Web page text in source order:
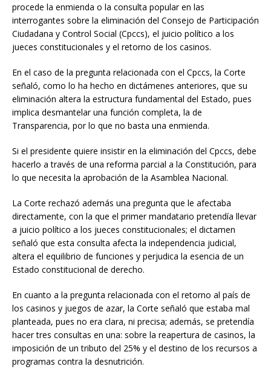
procede la enmienda o la consulta popular en las
interrogantes sobre la eliminación del Consejo de Participación
Ciudadana y Control Social (Cpccs), el juicio político a los
jueces constitucionales y el retorno de los casinos.
En el caso de la pregunta relacionada con el Cpccs, la Corte
señaló, como lo ha hecho en dictámenes anteriores, que su
eliminación altera la estructura fundamental del Estado, pues
implica desmantelar una función completa, la de
Transparencia, por lo que no basta una enmienda.
Si el presidente quiere insistir en la eliminación del Cpccs, debe
hacerlo a través de una reforma parcial a la Constitución, para
lo que necesita la aprobación de la Asamblea Nacional.
La Corte rechazó además una pregunta que le afectaba
directamente, con la que el primer mandatario pretendía llevar
a juicio político a los jueces constitucionales; el dictamen
señaló que esta consulta afecta la independencia judicial,
altera el equilibrio de funciones y perjudica la esencia de un
Estado constitucional de derecho.
En cuanto a la pregunta relacionada con el retorno al país de
los casinos y juegos de azar, la Corte señaló que estaba mal
planteada, pues no era clara, ni precisa; además, se pretendía
hacer tres consultas en una: sobre la reapertura de casinos, la
imposición de un tributo del 25% y el destino de los recursos a
programas contra la desnutrición.